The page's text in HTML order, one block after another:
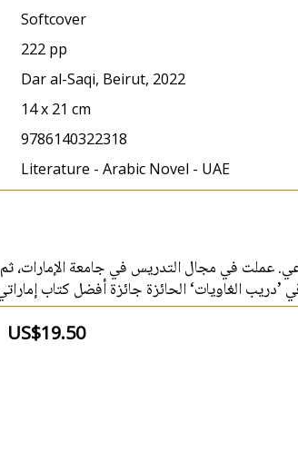
Softcover
222 pp
Dar al-Saqi, Beirut, 2022
14 x 21 cm
9786140322318
Literature - Arabic Novel - UAE
عملت في مجال التدريس في جامعة
الغاويات‘ الحائزة جائزة أفضل كتاب إماراتي
US$19.50